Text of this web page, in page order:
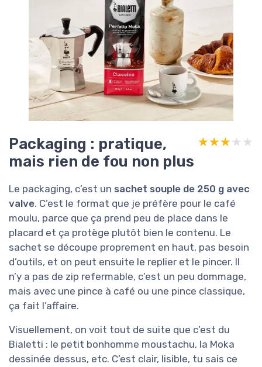
Packaging : pratique,
mais rien de fou non plus
★★★★★
★★★★★
Le packaging, c’est un sachet souple de 250 g avec
valve. C’est le format que je préfère pour le café
moulu, parce que ça prend peu de place dans le
placard et ça protège plutôt bien le contenu. Le
sachet se découpe proprement en haut, pas besoin
d’outils, et on peut ensuite le replier et le pincer. Il
n’y a pas de zip refermable, c’est un peu dommage,
mais avec une pince à café ou une pince classique,
ça fait l’affaire.
Visuellement, on voit tout de suite que c’est du
Bialetti : le petit bonhomme moustachu, la Moka
dessinée dessus, etc. C’est clair, lisible, tu sais ce